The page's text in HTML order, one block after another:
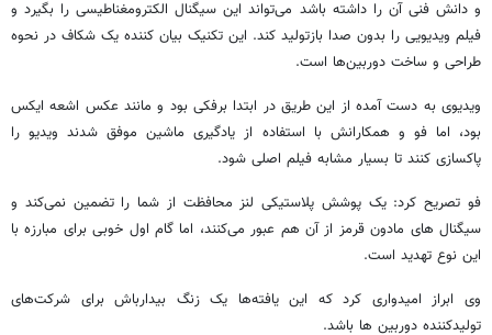
و دانش فنی آن را داشته باشد می‌تواند این سیگنال الکترومغناطیسی را بگیرد و
فیلم ویدیویی را بدون صدا بازتولید کند. این تکنیک بیان کننده یک شکاف در نحوه
طراحی و ساخت دوربین‌ها است.
ویدیوی به دست آمده از این طریق در ابتدا برفکی بود و مانند عکس اشعه ایکس
بود، اما فو و همکارانش با استفاده از یادگیری ماشین موفق شدند ویدیو را
پاکسازی کنند تا بسیار مشابه فیلم اصلی شود.
فو تصریح کرد: یک پوشش پلاستیکی لنز محافظت از شما را تضمین نمی‌کند و
سیگنال های مادون قرمز از آن هم عبور می‌کنند، اما گام اول خوبی برای مبارزه با
این نوع تهدید است.
وی ابراز امیدواری کرد که این یافته‌ها یک زنگ بیدارباش برای شرکت‌های
تولیدکننده دوربین ها باشد.